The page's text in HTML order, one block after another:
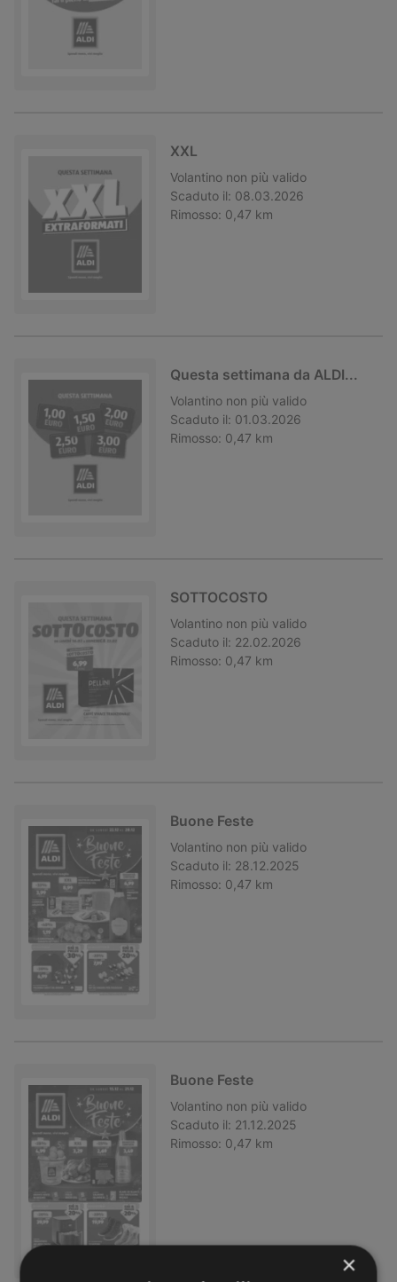
XXL
Volantino non più valido
Scaduto il: 08.03.2026
Rimosso: 0,47 km
Questa settimana da ALDI...
Volantino non più valido
Scaduto il: 01.03.2026
Rimosso: 0,47 km
SOTTOCOSTO
Volantino non più valido
Scaduto il: 22.02.2026
Rimosso: 0,47 km
Buone Feste
Volantino non più valido
Scaduto il: 28.12.2025
Rimosso: 0,47 km
Buone Feste
Volantino non più valido
Scaduto il: 21.12.2025
Rimosso: 0,47 km
×